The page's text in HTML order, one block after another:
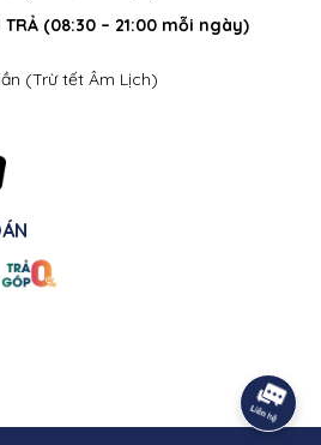
TRẢ (08:30 – 21:00 mỗi ngày)
(Trừ tết Âm Lịch)